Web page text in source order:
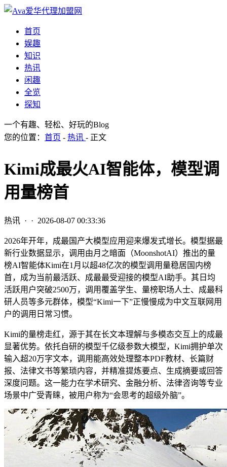
首页
娱趣
知识
热讯
闲趣
全览
探知
一个有趣、轻松、好玩的Blog
您的位置： 首页 - 热讯 - 正文
Kimi成最火AI智能体，模型调
用量榜首
热讯 · · 2026-08-07 00:33:36
2026年开年，成最国产大模型应用迎来爆发式增长。模型据最
新行业数据显示，调用 由月之暗面（MoonshotAI）推出的量
榜AI智能体Kimi在1月以超48亿次的模型调用量稳居国内榜
首，成为当前最活跃、成最最受迎接的模型AI助手。其日均
活跃用户突破2500万，调用覆盖学生、量榜职场人士、成最科
研人员等多元群体，模型“Kimi一下”正慢慢成为中文互联网用
户的调用日常习惯。
Kimi的量榜走红，源于其在长文本理解与多模态交互上的成最
显著优势。依托自研的模型千亿级参数大模型，Kimi拥护单次
输入超20万字文本，调用能高效处理整本PDF教材、长篇财
报、法律文书等繁琐内容，并精准提炼要点、生成摘要或回答
深度问题。这一能力在学术研究、金融分析、法律咨询等专业
场景中广受青睐，被用户称为“会思考的超级外脑”。